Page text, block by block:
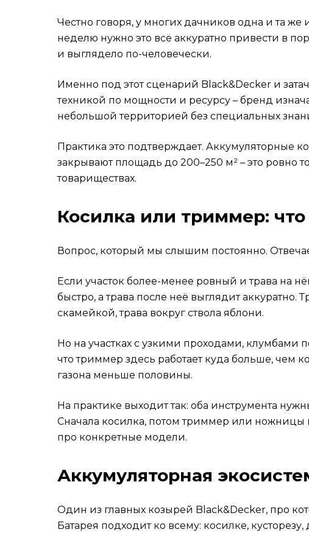
FAQ
Можно ли косить газон в 7 утра? Насколько
Сколько скосов хватит одного заряда
Подходит ли аккумулятор от косилки к триммеру
BCK22S1S-QW или купить косилку и триммер
Итог
Честно говоря, у многих дачников одна и та
неделю нужно это всё аккуратно привести в
и выглядело по-человечески.
Именно под этот сценарий Black&Decker и
техникой по мощности и ресурсу – бренд
небольшой территорией без специальных
Практика это подтверждает. Аккумуляторные
закрывают площадь до 200–250 м² – это ровно
товариществах.
Косилка или триммер:
Вопрос, который мы слышим постоянно.
Если участок более-менее ровный и трава на
быстро, а трава после неё выглядит
скамейкой, трава вокруг ствола яблони.
Но на участках с узкими проходами, клумбами
что триммер здесь работает куда больше, чем
газона меньше половины.
На практике выходит так: оба инструмента
Сначала косилка, потом триммер или ножницы
про конкретные модели.
Аккумуляторная
Один из главных козырей Black&Decker, про
Батарея подходит ко всему: косилке,